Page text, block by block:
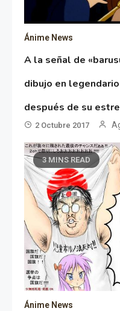
Ánime News
A la señal de
dibujo en
después de su
2 Octubre 2017
3 MINS READ
Ánime News